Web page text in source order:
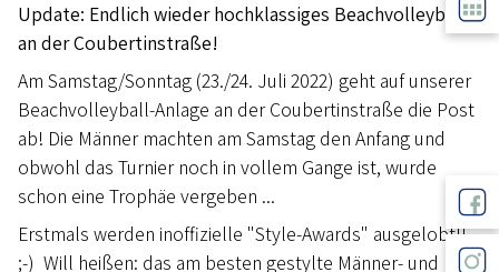
Update: Endlich wieder hochklassiges Beachvolleyball
an der Coubertinstraße!
Am Samstag/Sonntag (23./24. Juli 2022) geht auf unserer
Beachvolleyball-Anlage an der Coubertinstraße die Post
ab! Die Männer machten am Samstag den Anfang und
obwohl das Turnier noch in vollem Gange ist, wurde
schon eine Trophäe vergeben ...
Erstmals werden inoffizielle "Style-Awards" ausgelobt!!
;-) Will heißen: das am besten gestylte Männer- und